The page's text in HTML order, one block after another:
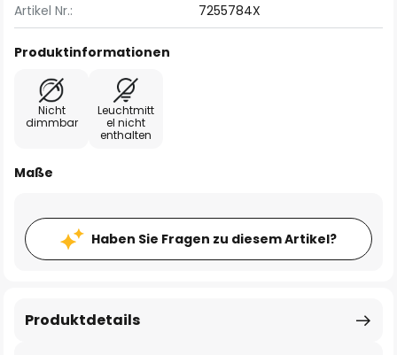
Artikel Nr.: 7255784X
Produktinformationen
Nicht
dimmbar
Leuchtmitt
el nicht
enthalten
Maße
Haben Sie Fragen zu diesem Artikel?
Produktdetails